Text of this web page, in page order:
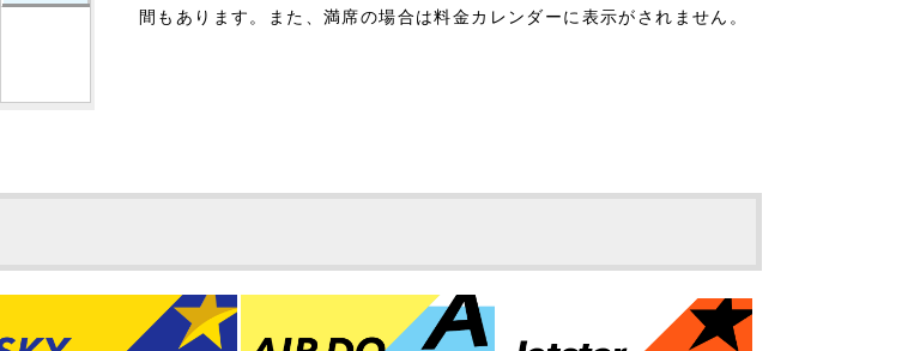
間もあります。また、満席の場合は料金カレンダーに表示がされません。